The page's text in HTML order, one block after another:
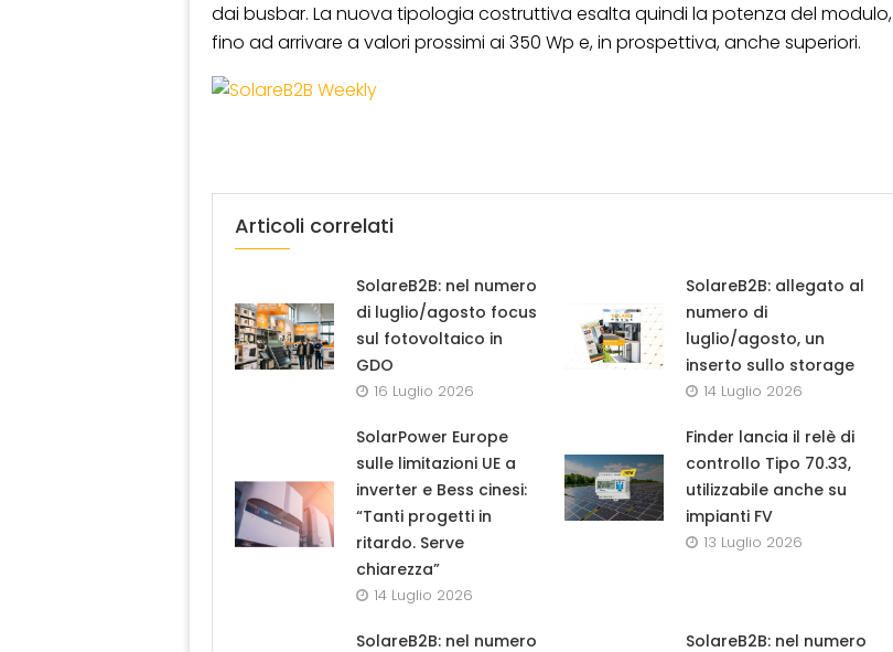
dai busbar. La nuova tipologia costruttiva esalta quindi la potenza del modulo,
fino ad arrivare a valori prossimi ai 350 Wp e, in prospettiva, anche superiori.
Articoli correlati
SolareB2B: nel numero
di luglio/agosto focus
sul fotovoltaico in
GDO
16 Luglio 2026
SolareB2B: allegato al
numero di
luglio/agosto, un
inserto sullo storage
14 Luglio 2026
SolarPower Europe
sulle limitazioni UE a
inverter e Bess cinesi:
“Tanti progetti in
ritardo. Serve
chiarezza”
14 Luglio 2026
Finder lancia il relè di
controllo Tipo 70.33,
utilizzabile anche su
impianti FV
13 Luglio 2026
SolareB2B: nel numero
SolareB2B: nel numero